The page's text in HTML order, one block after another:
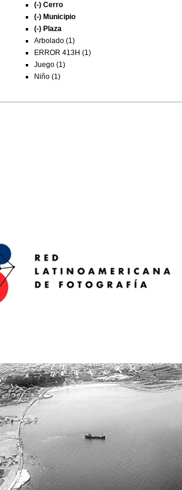
(-) Cerro
(-) Municipio
(-) Plaza
Arbolado (1)
ERROR 413H (1)
Juego (1)
Niño (1)